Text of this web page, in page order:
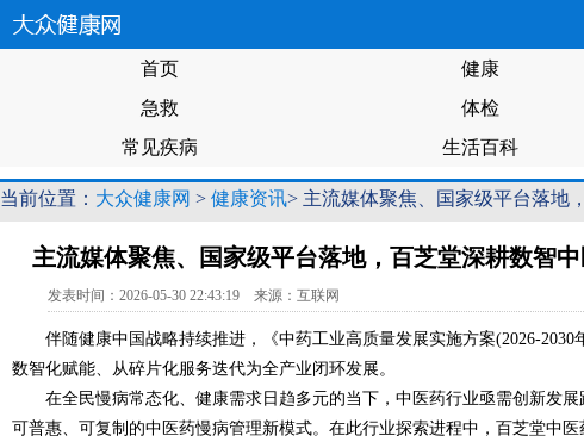
首页 健康
急救
体检
常见疾病
生活百科
当前位置： 大众健康网 > 健康资讯> 主流媒体聚焦、国家级平台落地
主流媒体聚焦、国家级平台落地，百芝堂深耕数智
发表时间：2026-05-30 22:43:19 来源：互联网
伴随健康中国战略持续推进，《中药工业高质量发展实施方案(2026-
数智化赋能、从碎片化服务迭代为全产业闭环发展。
在全民慢病常态化、健康需求日趋多元的当下，中医药行业亟需创新发
可普惠、可复制的中医药慢病管理新模式。在此行业探索进程中，百芝堂中